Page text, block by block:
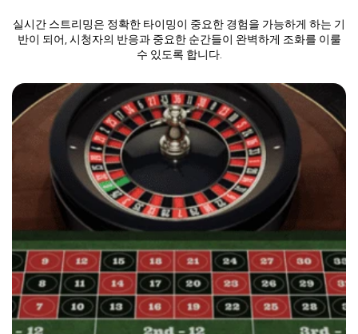
실시간 스트리밍은 정확한 타이밍이 중요한 경험을 가능하게 하는 기
반이 되어, 시청자의 반응과 중요한 순간들이 완벽하게 조화를 이룰
수 있도록 합니다.